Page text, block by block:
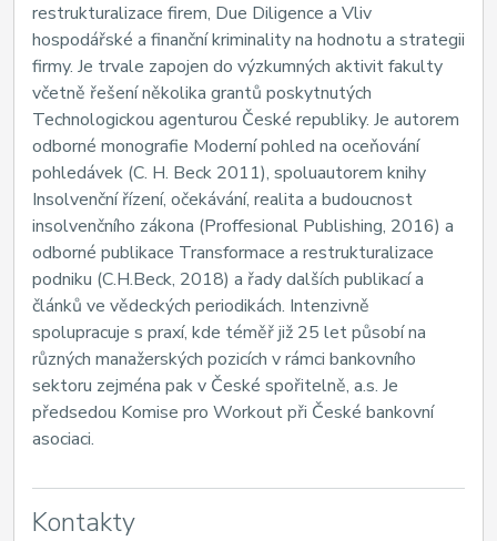
restrukturalizace firem, Due Diligence a Vliv
hospodářské a finanční kriminality na hodnotu a strategii
firmy. Je trvale zapojen do výzkumných aktivit fakulty
včetně řešení několika grantů poskytnutých
Technologickou agenturou České republiky. Je autorem
odborné monografie Moderní pohled na oceňování
pohledávek (C. H. Beck 2011), spoluautorem knihy
Insolvenční řízení, očekávání, realita a budoucnost
insolvenčního zákona (Proffesional Publishing, 2016) a
odborné publikace Transformace a restrukturalizace
podniku (C.H.Beck, 2018) a řady dalších publikací a
článků ve vědeckých periodikách. Intenzivně
spolupracuje s praxí, kde téměř již 25 let působí na
různých manažerských pozicích v rámci bankovního
sektoru zejména pak v České spořitelně, a.s. Je
předsedou Komise pro Workout při České bankovní
asociaci.
Kontakty